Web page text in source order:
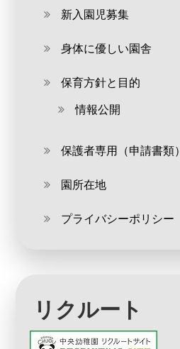
新入園児募集
身体に優しい園舎
保育方針と目的
情報公開
保護者専用（申請書類）
園所在地
プライバシーポリシー
リクルート